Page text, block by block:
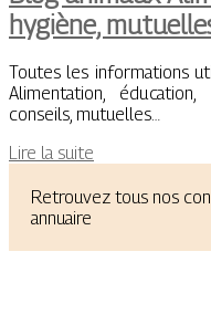
hygiène,
Toutes les informations
Alimentation,
conseils, mutuelles…
Lire la suite
Retrouvez tous nos
annuaire